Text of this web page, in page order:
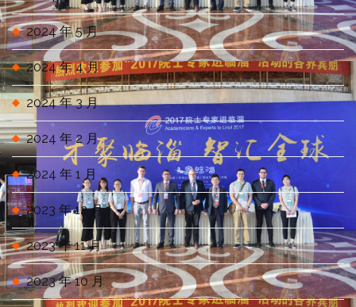
2024 年 5 月
2024 年 4 月
2024 年 3 月
2024 年 2 月
2024 年 1 月
2023 年 12 月
2023 年 11 月
2023 年 10 月